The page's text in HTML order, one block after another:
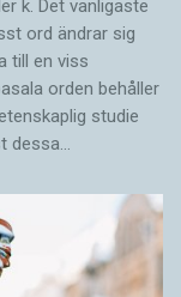
k. Det vanligaste
ord ändrar sig
till en viss
orden behåller
studie